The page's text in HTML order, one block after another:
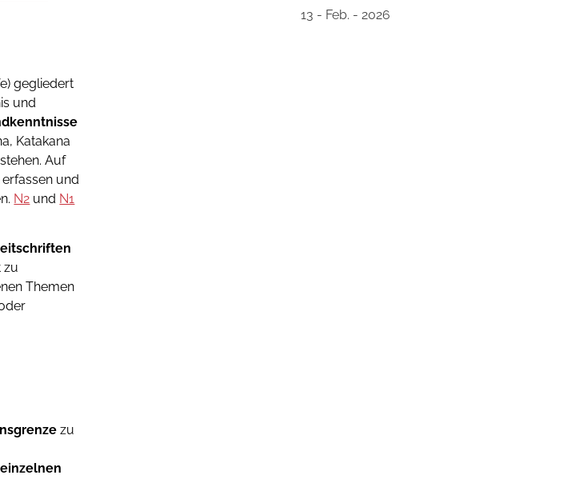
gegliedert
und
Katakana
Auf
und
N2 und N1
zu
Themen
zu
13 - Feb. - 2026